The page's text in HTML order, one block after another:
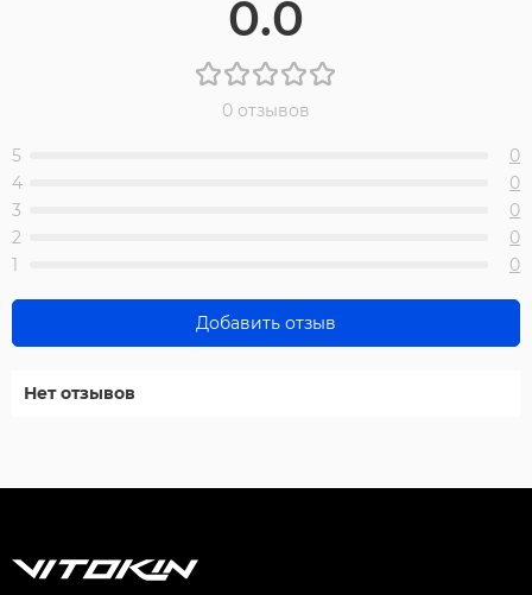
0.0
0 отзывов
5
0
4
0
3
0
2
0
1
0
Добавить отзыв
Нет отзывов